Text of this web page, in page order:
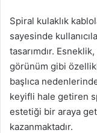
Spiral kulaklık
sayesinde
tasarımdır.
görünüm gibi
başlıca
keyifli hale getiren
estetiği bir araya
kazanmaktadır.